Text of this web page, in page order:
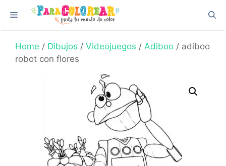
content
Menu
Home / Dibujos / Videojuegos / Adiboo / adiboo
robot con flores